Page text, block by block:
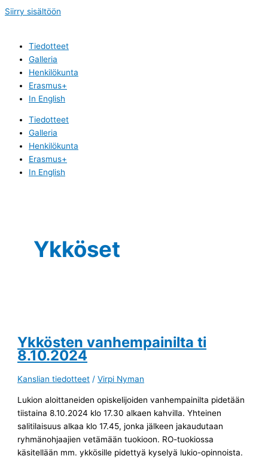
Siirry sisältöön
Tiedotteet
Galleria
Henkilökunta
Erasmus+
In English
Tiedotteet
Galleria
Henkilökunta
Erasmus+
In English
Ykköset
Ykkösten vanhempainilta ti
8.10.2024
Kanslian tiedotteet /Virpi Nyman
Lukion aloittaneiden opiskelijoiden vanhempainilta pidetään
tiistaina 8.10.2024 klo 17.30 alkaen kahvilla. Yhteinen
salitilaisuus alkaa klo 17.45, jonka jälkeen jakaudutaan
ryhmänohjaajien vetämään tuokioon. RO-tuokiossa
käsitellään mm. ykkösille pidettyä kyselyä lukio-opinnoista.